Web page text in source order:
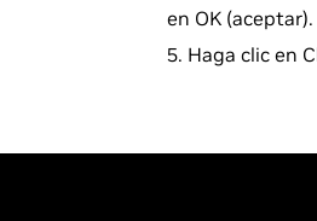
en OK (aceptar).
Haga clic en